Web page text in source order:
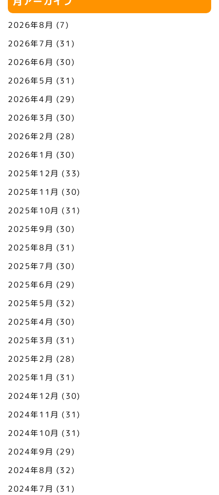
2026年8月 (7)
2026年7月 (31)
2026年6月 (30)
2026年5月 (31)
2026年4月 (29)
2026年3月 (30)
2026年2月 (28)
2026年1月 (30)
2025年12月 (33)
2025年11月 (30)
2025年10月 (31)
2025年9月 (30)
2025年8月 (31)
2025年7月 (30)
2025年6月 (29)
2025年5月 (32)
2025年4月 (30)
2025年3月 (31)
2025年2月 (28)
2025年1月 (31)
2024年12月 (30)
2024年11月 (31)
2024年10月 (31)
2024年9月 (29)
2024年8月 (32)
2024年7月 (31)